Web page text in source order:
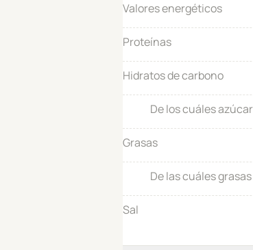
Valores energéticos
Proteínas
Hidratos de carbono
De los cuáles
Grasas
De las cuáles
Sal